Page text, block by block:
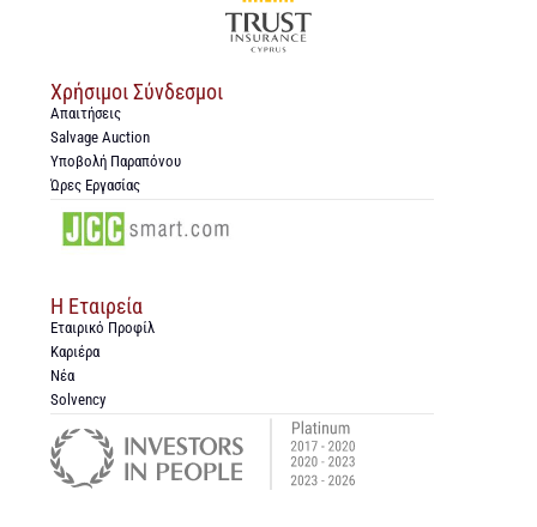
Χρήσιμοι Σύνδεσμοι
Απαιτήσεις
Salvage Auction
Υποβολή Παραπόνου
Ώρες Εργασίας
Η Εταιρεία
Εταιρικό Προφίλ
Καριέρα
Νέα
Solvency